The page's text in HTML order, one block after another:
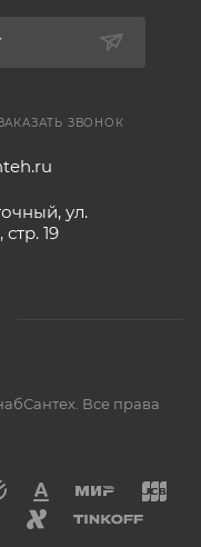
ЗВОНОК
ул.
19
Все права